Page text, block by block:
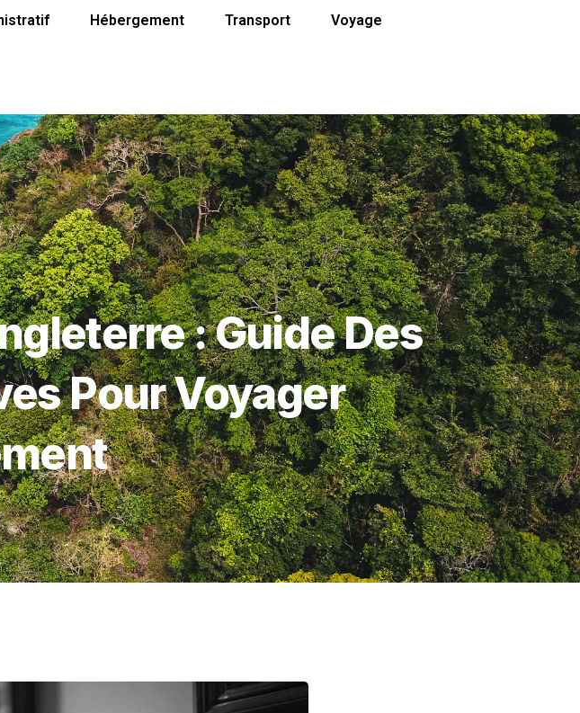
Hébergement Transport Voyage
: Guide Des
Pour Voyager